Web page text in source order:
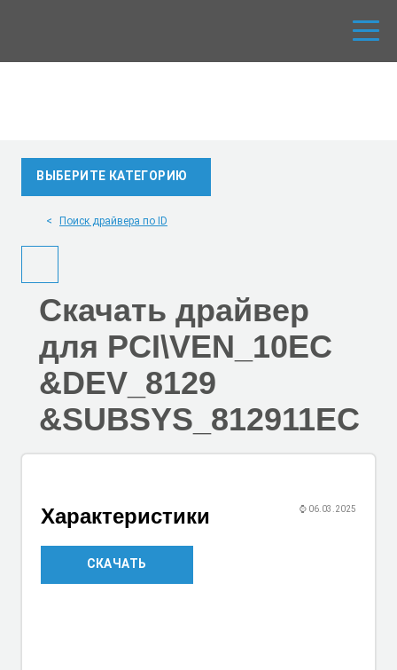
ВЫБЕРИТЕ КАТЕГОРИЮ
Поиск драйвера по ID
Скачать драйвер
для PCI\VEN_10EC
&DEV_8129
&SUBSYS_812911EC
⌚ 06.03.2025
Характеристики
СКАЧАТЬ